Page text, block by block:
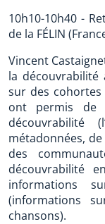
10h10-10h40 -
de la FÉLIN
Vincent
la découvrabilité
sur des cohortes
ont permis de
métadonnées,
des
découvrabilité
informations
(informations
chansons).